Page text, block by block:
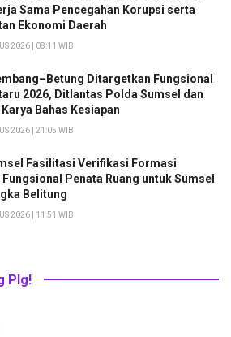
Sama Pencegahan Korupsi serta
Ekonomi Daerah
2026 | 08:11 WIB
Ditargetkan Fungsional
2026, Ditlantas Polda Sumsel dan
Bahas Kesiapan
2026 | 21:05 WIB
Fasilitasi Verifikasi Formasi
Penata Ruang untuk Sumsel
Belitung
2026 | 11:51 WIB
Plg!